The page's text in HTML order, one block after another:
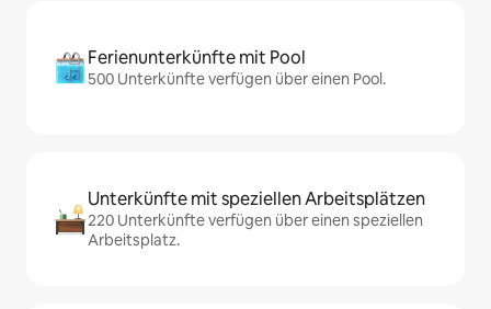
Ferienunterkünfte mit Pool
500 Unterkünfte verfügen über einen Pool.
Unterkünfte mit speziellen Arbeitsplätzen
220 Unterkünfte verfügen über einen speziellen
Arbeitsplatz.